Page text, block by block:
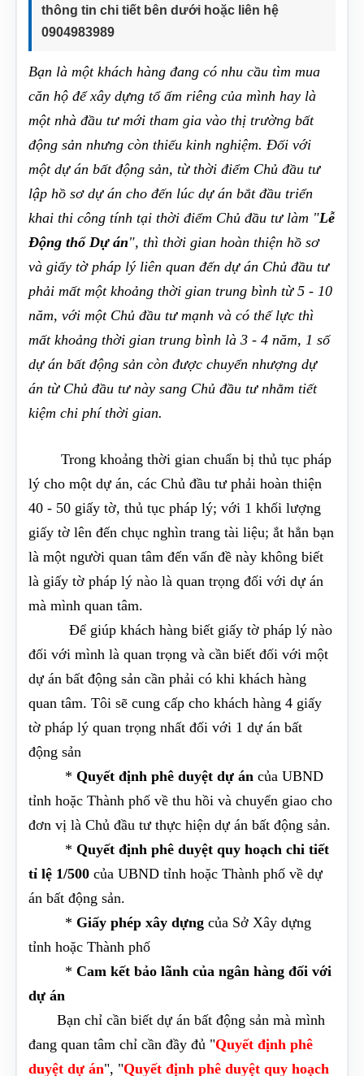
thông tin chi tiết bên dưới hoặc liên hệ
0904983989
Bạn là một khách hàng đang có nhu cầu tìm mua
căn hộ để xây dựng tổ ấm riêng của mình hay là
một nhà đầu tư mới tham gia vào thị trường bất
động sản nhưng còn thiếu kinh nghiệm. Đối với
một dự án bất động sản, từ thời điểm Chủ đầu tư
lập hồ sơ dự án cho đến lúc dự án bắt đầu triển
khai thi công tính tại thời điểm Chủ đầu tư làm "Lễ
Động thổ Dự án", thì thời gian hoàn thiện hồ sơ
và giấy tờ pháp lý liên quan đến dự án Chủ đầu tư
phải mất một khoảng thời gian trung bình từ 5 - 10
năm, với một Chủ đầu tư mạnh và có thế lực thì
mất khoảng thời gian trung bình là 3 - 4 năm, 1 số
dự án bất động sản còn được chuyển nhượng dự
án từ Chủ đầu tư này sang Chủ đầu tư nhằm tiết
kiệm chi phí thời gian.
Trong khoảng thời gian chuẩn bị thủ tục pháp
lý cho một dự án, các Chủ đầu tư phải hoàn thiện
40 - 50 giấy tờ, thủ tục pháp lý; với 1 khối lượng
giấy tờ lên đến chục nghìn trang tài liệu; ắt hẳn bạn
là một người quan tâm đến vấn đề này không biết
là giấy tờ pháp lý nào là quan trọng đối với dự án
mà mình quan tâm.
Để giúp khách hàng biết giấy tờ pháp lý nào
đối với mình là quan trọng và cần biết đối với một
dự án bất động sản cần phải có khi khách hàng
quan tâm. Tôi sẽ cung cấp cho khách hàng 4 giấy
tờ pháp lý quan trọng nhất đối với 1 dự án bất
động sản
*Quyết định phê duyệt dự án của UBND
tỉnh hoặc Thành phố về thu hồi và chuyển giao cho
đơn vị là Chủ đầu tư thực hiện dự án bất động sản.
*Quyết định phê duyệt quy hoạch chi tiết
tỉ lệ 1/500 của UBND tỉnh hoặc Thành phố về dự
án bất động sản.
* Giấy phép xây dựngcủa Sở Xây dựng
tỉnh hoặc Thành phố
*Cam kết bảo lãnh của ngân hàng đối với
dự án
Bạn chỉ cần biết dự án bất động sản mà mình
đang quan tâm chỉ cần đầy đủ "Quyết định phê
duyệt dự án", "Quyết định phê duyệt quy hoạch